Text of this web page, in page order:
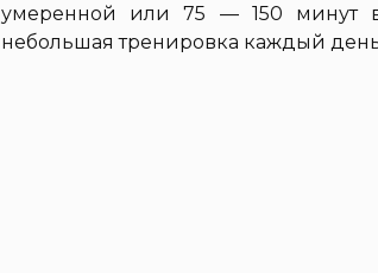
умеренной или 75 — 150 минут
небольшая тренировка каждый